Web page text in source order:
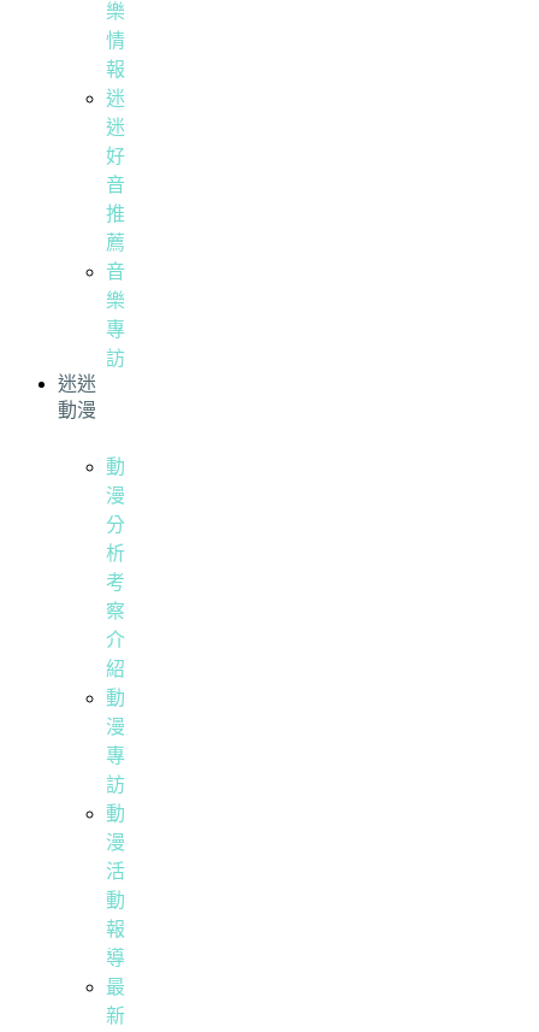
樂
情
報
迷
迷
好
音
推
薦
音
樂
專
訪
迷迷
動漫
動
漫
分
析
考
察
介
紹
動
漫
專
訪
動
漫
活
動
報
導
最
新